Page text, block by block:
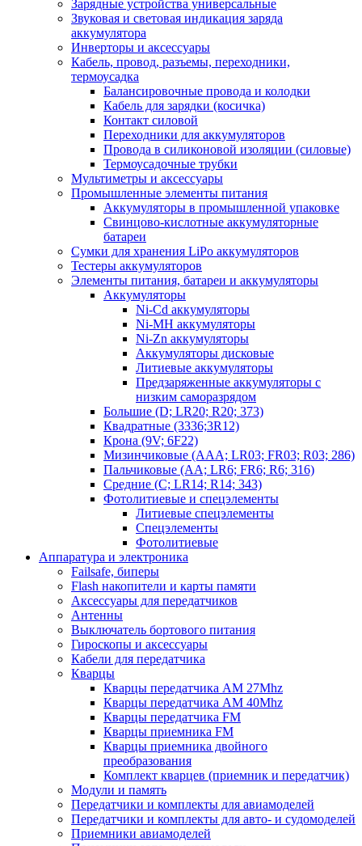
Зарядные устройства универсальные
Звуковая и световая индикация заряда
аккумулятора
Инверторы и аксессуары
Кабель, провод, разъемы, переходники,
термоусадка
Балансировочные провода и колодки
Кабель для зарядки (косичка)
Контакт силовой
Переходники для аккумуляторов
Провода в силиконовой изоляции (силовые)
Термоусадочные трубки
Мультиметры и аксессуары
Промышленные элементы питания
Аккумуляторы в промышленной упаковке
Свинцово-кислотные аккумуляторные
батареи
Сумки для хранения LiPo аккумуляторов
Тестеры аккумуляторов
Элементы питания, батареи и аккумуляторы
Аккумуляторы
Ni-Cd аккумуляторы
Ni-MH аккумуляторы
Ni-Zn аккумуляторы
Аккумуляторы дисковые
Литиевые аккумуляторы
Предзаряженные аккумуляторы с
низким саморазрядом
Большие (D; LR20; R20; 373)
Квадратные (3336;3R12)
Крона (9V; 6F22)
Мизинчиковые (AAA; LR03; FR03; R03; 286)
Пальчиковые (AA; LR6; FR6; R6; 316)
Средние (C; LR14; R14; 343)
Фотолитиевые и спецэлементы
Литиевые спецэлементы
Спецэлементы
Фотолитиевые
Аппаратура и электроника
Failsafe, биперы
Flash накопители и карты памяти
Аксессуары для передатчиков
Антенны
Выключатель бортового питания
Гироскопы и аксессуары
Кабели для передатчика
Кварцы
Кварцы передатчика AM 27Mhz
Кварцы передатчика AM 40Mhz
Кварцы передатчика FM
Кварцы приемника FM
Кварцы приемника двойного
преобразования
Комплект кварцев (приемник и передатчик)
Модули и память
Передатчики и комплекты для авиамоделей
Передатчики и комплекты для авто- и судомоделей
Приемники авиамоделей